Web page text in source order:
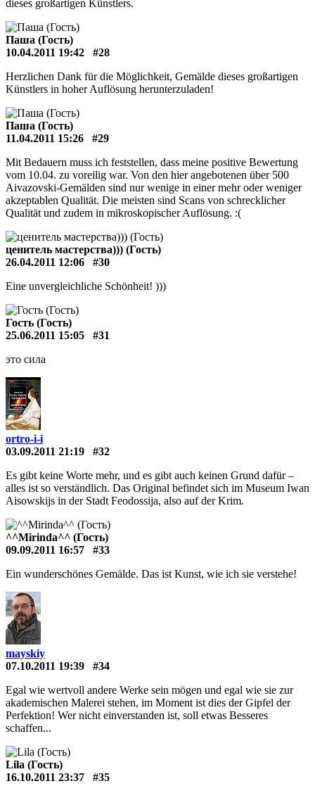
dieses großartigen Künstlers.
Паша (Гость)
10.04.2011 19:42
#28
Herzlichen Dank für die Möglichkeit, Gemälde dieses großartigen
Künstlers in hoher Auflösung herunterzuladen!
Паша (Гость)
11.04.2011 15:26
#29
Mit Bedauern muss ich feststellen, dass meine positive Bewertung
vom 10.04. zu voreilig war. Von den hier angebotenen über 500
Aivazovski-Gemälden sind nur wenige in einer mehr oder weniger
akzeptablen Qualität. Die meisten sind Scans von schrecklicher
Qualität und zudem in mikroskopischer Auflösung. :(
ценитель мастерства))) (Гость)
26.04.2011 12:06
#30
Eine unvergleichliche Schönheit! )))
Гость (Гость)
25.06.2011 15:05
#31
это сила
ortro-i-i
03.09.2011 21:19
#32
Es gibt keine Worte mehr, und es gibt auch keinen Grund dafür –
alles ist so verständlich. Das Original befindet sich im Museum Iwan
Aisowskijs in der Stadt Feodossija, also auf der Krim.
^^Mirinda^^ (Гость)
09.09.2011 16:57
#33
Ein wunderschönes Gemälde. Das ist Kunst, wie ich sie verstehe!
mayskiy
07.10.2011 19:39
#34
Egal wie wertvoll andere Werke sein mögen und egal wie sie zur
akademischen Malerei stehen, im Moment ist dies der Gipfel der
Perfektion! Wer nicht einverstanden ist, soll etwas Besseres
schaffen...
Lila (Гость)
16.10.2011 23:37
#35